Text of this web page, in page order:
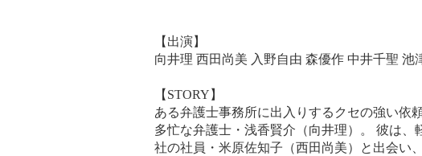
【出演】
向井理 西田尚美 入野自由 森優作 中井千聖 池
【STORY】
ある弁護士事務所に出入りするクセの強い依
多忙な弁護士・浅香賢介（向井理）。 彼は
社の社員・米原佐知子（西田尚美）と出会い